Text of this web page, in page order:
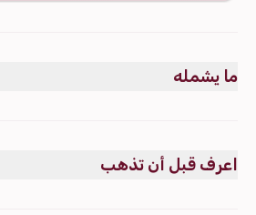
ما يشمله
سيارة تويوتا لاند كروزر مريحة.
اعرف قبل أن تذهب